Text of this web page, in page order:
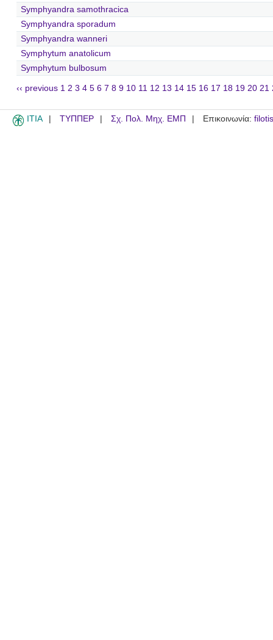
Symphyandra samothracica
Symphyandra sporadum
Symphyandra wanneri
Symphytum anatolicum
Symphytum bulbosum
‹‹ previous 1 2 3 4 5 6 7 8 9 10 11 12 13 14 15 16 17 18 19 20 21
ITIA ΤΥΠΠΕΡ Σχ. Πολ. Μηχ. ΕΜΠ Επικοινωνία: